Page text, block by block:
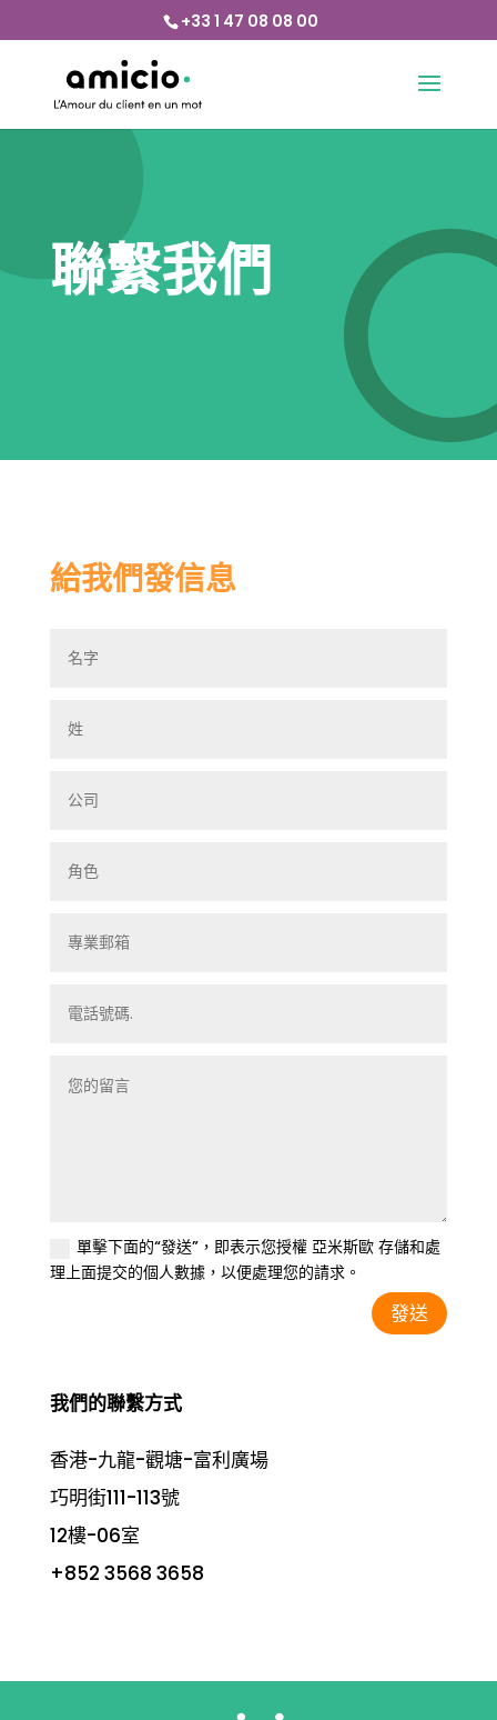
+33 1 47 08 08 00
聯繫我們
給我們發信息
單擊下面的“發送”，即表示您授權 亞米斯歐 存儲和處
理上面提交的個人數據，以便處理您的請求。
發送
我們的聯繫方式
香港-九龍-觀塘-富利廣場
巧明街111-113號
12樓-06室
+852 3568 3658